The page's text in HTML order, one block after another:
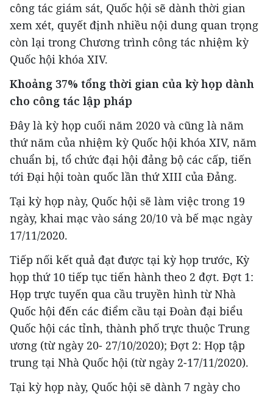
công tác giám sát, Quốc hội sẽ dành thời gian
xem xét, quyết định nhiều nội dung quan trọng
còn lại trong Chương trình công tác nhiệm kỳ
Quốc hội khóa XIV.
Khoảng 37% tổng thời gian của kỳ họp dành
cho công tác lập pháp
Đây là kỳ họp cuối năm 2020 và cũng là năm
thứ năm của nhiệm kỳ Quốc hội khóa XIV, năm
chuẩn bị, tổ chức đại hội đảng bộ các cấp, tiến
tới Đại hội toàn quốc lần thứ XIII của Đảng.
Tại kỳ họp này, Quốc hội sẽ làm việc trong 19
ngày, khai mạc vào sáng 20/10 và bế mạc ngày
17/11/2020.
Tiếp nối kết quả đạt được tại kỳ họp trước, Kỳ
họp thứ 10 tiếp tục tiến hành theo 2 đợt. Đợt 1:
Họp trực tuyến qua cầu truyền hình từ Nhà
Quốc hội đến các điểm cầu tại Đoàn đại biểu
Quốc hội các tỉnh, thành phố trực thuộc Trung
ương (từ ngày 20- 27/10/2020); Đợt 2: Họp tập
trung tại Nhà Quốc hội (từ ngày 2-17/11/2020).
Tại kỳ họp này, Quốc hội sẽ dành 7 ngày cho